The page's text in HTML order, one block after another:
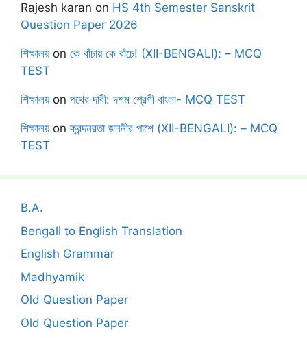
Rajesh karan on HS 4th Semester Sanskrit
Question Paper 2026
শিক্ষালয়on কে বাঁচায় কে বাঁচে! (XII-BENGALI): – MCQ
TEST
শিক্ষালয়on পথের দাবী: দশম শ্রেণী বাংলা- MCQ TEST
শিক্ষালয়onক্রন্দনরতা জননীর পাশে (XII-BENGALI): – MCQ
TEST
B.A.
Bengali to English Translation
English Grammar
Madhyamik
Old Question Paper
Old Question Paper